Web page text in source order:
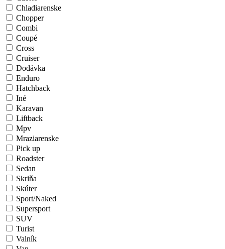
Chladiarenske
Chopper
Combi
Coupé
Cross
Cruiser
Dodávka
Enduro
Hatchback
Iné
Karavan
Liftback
Mpv
Mraziarenske
Pick up
Roadster
Sedan
Skriňa
Skúter
Sport/Naked
Supersport
SUV
Turist
Valník